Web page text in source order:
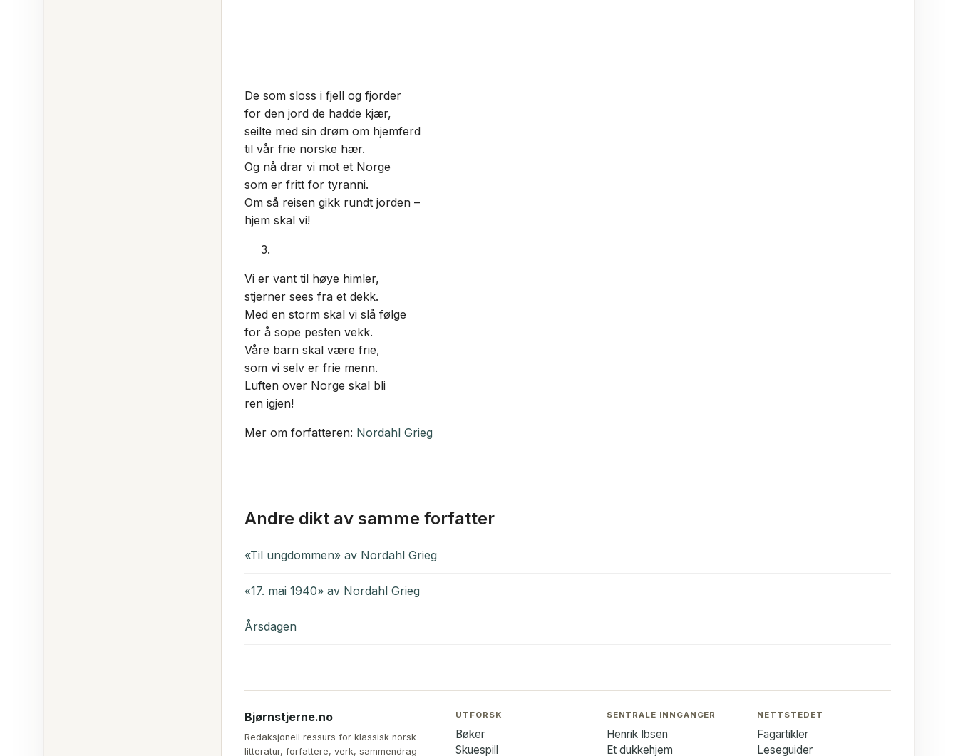
De som sloss i fjell og fjorder
for den jord de hadde kjær,
seilte med sin drøm om hjemferd
til vår frie norske hær.
Og nå drar vi mot et Norge
som er fritt for tyranni.
Om så reisen gikk rundt jorden –
hjem skal vi!
Vi er vant til høye himler,
stjerner sees fra et dekk.
Med en storm skal vi slå følge
for å sope pesten vekk.
Våre barn skal være frie,
som vi selv er frie menn.
Luften over Norge skal bli
ren igjen!
Mer om forfatteren: Nordahl Grieg
Andre dikt av samme forfatter
«Til ungdommen» av Nordahl Grieg
«17. mai 1940» av Nordahl Grieg
Årsdagen
Bjørnstjerne.no
Redaksjonell ressurs for klassisk norsk
litteratur, forfattere, verk, sammendrag
UTFORSK
Bøker
Skuespill
SENTRALE INNGANGER
Henrik Ibsen
Et dukkehjem
NETTSTEDET
Fagartikler
Leseguider